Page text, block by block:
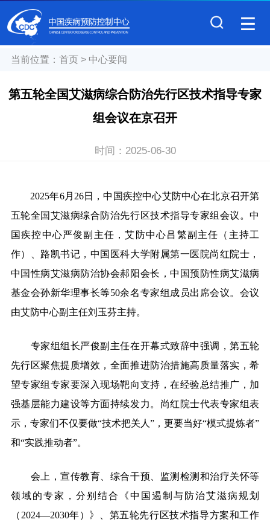
当前位置： 首页> 中心要闻
第五轮全国艾滋病综合防治先行区技术指导专家
组会议在京召开
时间： 2025-06-30
2025年6月26日，中国疾控中心艾防中心在北京召开第
五轮全国艾滋病综合防治先行区技术指导专家组会议。中
国疾控中心严俊副主任，艾防中心吕繁副主任（主持工
作）、路凯书记，中国医科大学附属第一医院尚红院士，
中国性病艾滋病防治协会郝阳会长，中国预防性病艾滋病
基金会孙新华理事长等50余名专家组成员出席会议。会议
由艾防中心副主任刘玉芬主持。
专家组组长严俊副主任在开幕式致辞中强调，第五轮
先行区聚焦提质增效，全面推进防治措施高质量落实，希
望专家组专家要深入现场靶向支持，在经验总结推广，加
强基层能力建设等方面持续发力。尚红院士代表专家组表
示，专家们不仅要做“技术把关人”，更要当好“模式提炼者”
和“实践推动者”。
会上，宣传教育、综合干预、监测检测和治疗关怀等
领域的专家，分别结合《中国遏制与防治艾滋病规划
（2024—2030年）》、第五轮先行区技术指导方案和工作